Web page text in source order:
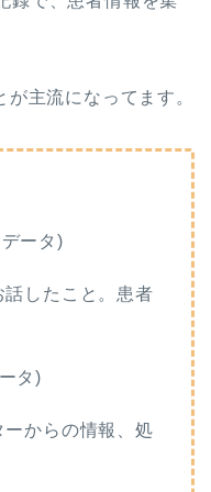
主流になってます。
ータ)
したこと。患者
タ)
からの情報、処